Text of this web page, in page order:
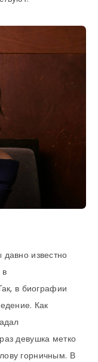
известно
в биографии
Как
девушка метко
горничным. В